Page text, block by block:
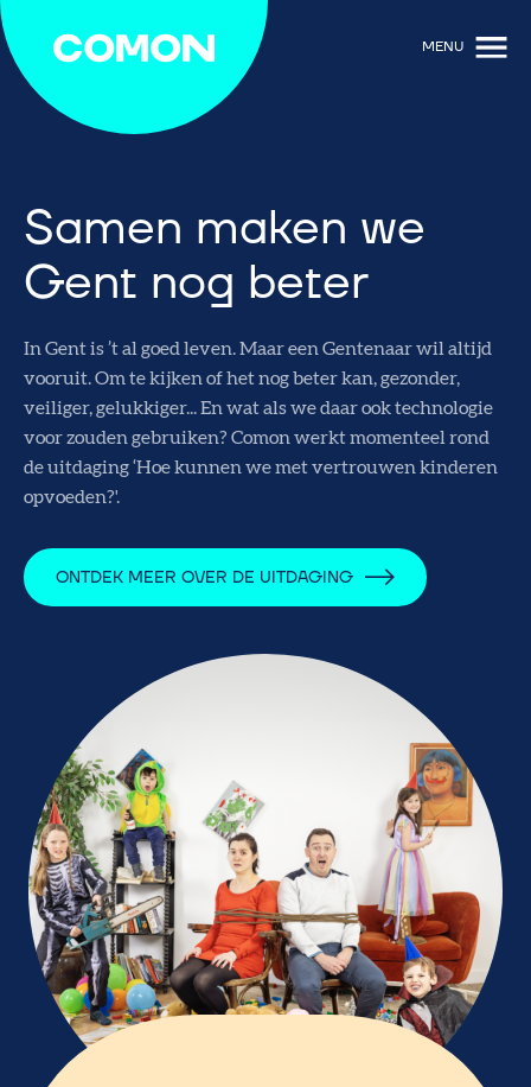
MENU
Samen maken we
Gent nog beter
In Gent is ’t al goed leven. Maar een Gentenaar wil altijd
vooruit. Om te kijken of het nog beter kan, gezonder,
veiliger, gelukkiger... En wat als we daar ook technologie
voor zouden gebruiken? Comon werkt momenteel rond
de uitdaging ‘Hoe kunnen we met vertrouwen kinderen
opvoeden?'.
ONTDEK MEER OVER DE UITDAGING